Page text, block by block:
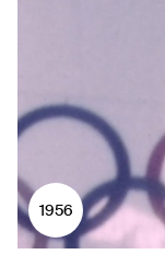
1956